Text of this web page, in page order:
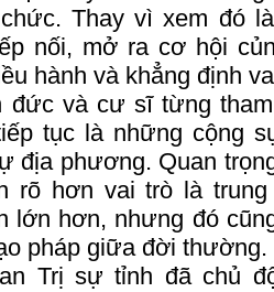
Thay vì xem đó
nối, mở ra cơ hội
hành và khẳng định
đức và cư sĩ từng
tục là những cộng
địa phương. Quan
rõ hơn vai trò là
lớn hơn, nhưng đó
pháp giữa đời thường.
Trị sự tỉnh đã chủ